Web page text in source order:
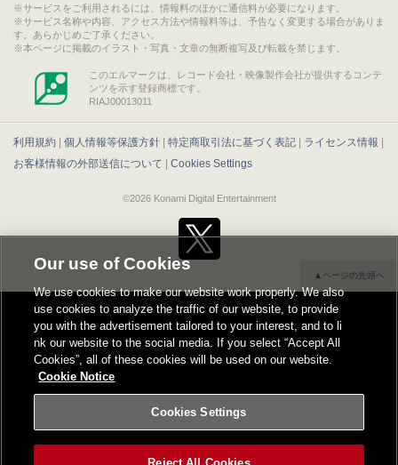
サービスをご利用されるには、情報料のほかに通信料が必要になります。
サービス名称や内容、アクセス方法や情報料等は、予告なく変更する場合がありま
す。あらかじめご了承ください。
本ページに掲載のイラスト・写真・文章の無断複写及び転載を禁じます。
このエルマークは、レコード会社・映像製作会社が提供するコンテ
ンツを示す登録商標です。
RIAJ00013011
利用規約 個人情報等保護方針 特定商取引法に基づく表記 ライセンス情報
お客様情報の外部送信について
Cookies Settings
©2026 Konami Digital Entertainment
▲ページの先頭へ
Our use of Cookies
We use cookies to make our website work properly. We also
use cookies to analyze the traffic of our website, to provide
you with the advertisement tailored to your interest, and to li
nk our website to the social media. If you select “Accept All
Cookies”, all of these cookies will be used on our website.
Cookie Notice
Cookies Settings